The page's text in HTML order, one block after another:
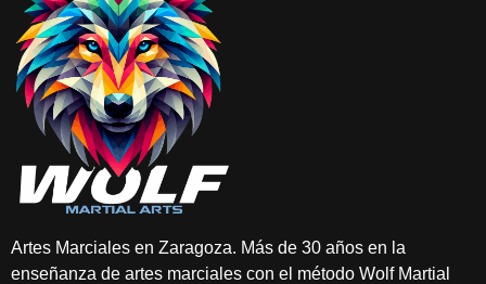
Artes Marciales en Zaragoza. Más de 30 años en la
enseñanza de artes marciales con el método Wolf Martial